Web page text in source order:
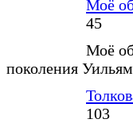
Моё
45
Моё
поколения
103